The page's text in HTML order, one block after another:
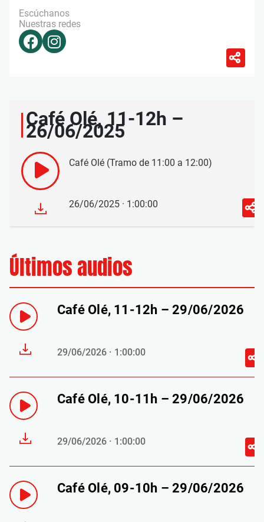
Escúchanos
Nuestras redes
Café Olé, 11-12h –
26/06/2025
Café Olé (Tramo de 11:00 a 12:00)
26/06/2025 · 1:00:00
Últimos audios
Café Olé, 11-12h – 29/06/2026
29/06/2026 · 1:00:00
Café Olé, 10-11h – 29/06/2026
29/06/2026 · 1:00:00
Café Olé, 09-10h – 29/06/2026